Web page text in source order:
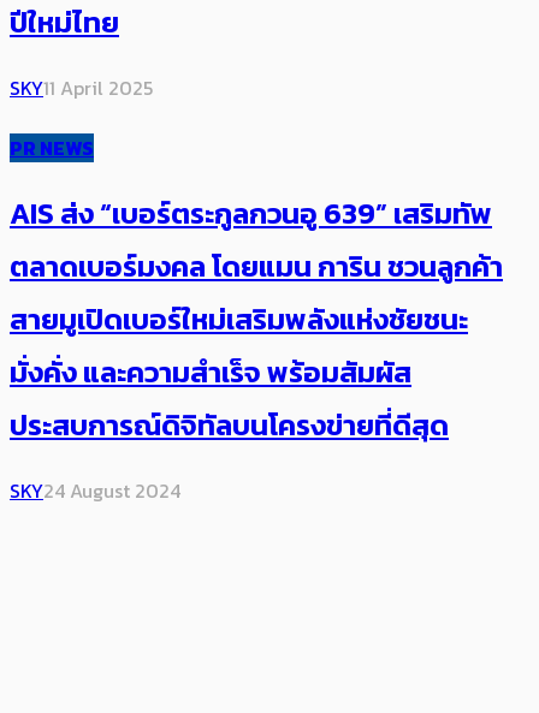
ปีใหม่ไทย
SKY11 April 2025
PR NEWS
AIS ส่ง “เบอร์ตระกูลกวนอู 639” เสริมทัพ
ตลาดเบอร์มงคล โดยแมน การิน ชวนลูกค้า
สายมูเปิดเบอร์ใหม่เสริมพลังแห่งชัยชนะ
มั่งคั่ง และความสำเร็จ พร้อมสัมผัส
ประสบการณ์ดิจิทัลบนโครงข่ายที่ดีสุด
SKY24 August 2024